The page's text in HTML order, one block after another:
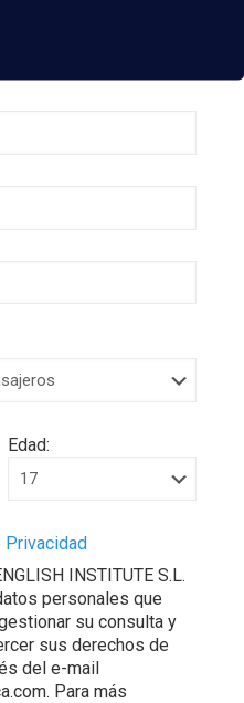
Edad:
Privacidad
INSTITUTE S.L.
personales que
su consulta y
sus derechos de
del e-mail
Para más